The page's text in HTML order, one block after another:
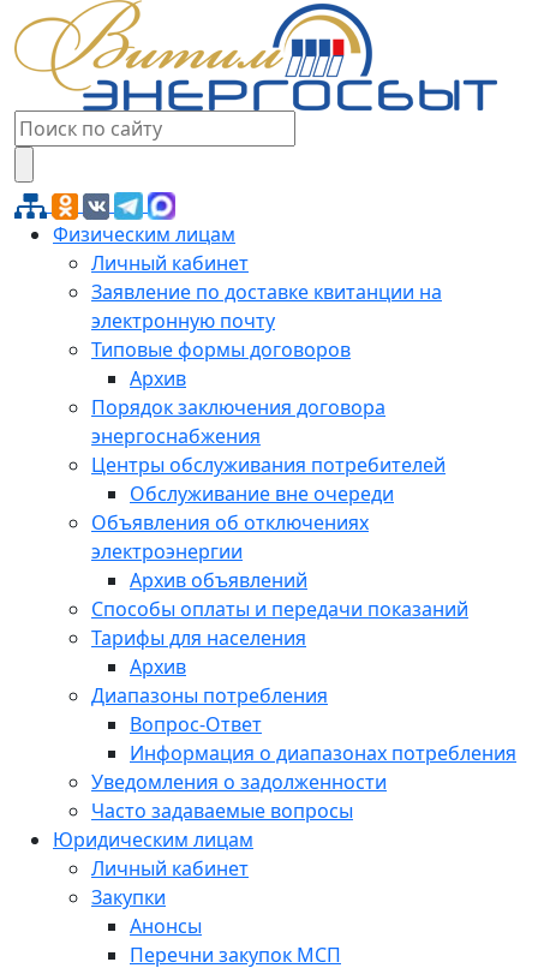
Физическим лицам
Личный кабинет
Заявление по доставке квитанции на
электронную почту
Типовые формы договоров
Архив
Порядок заключения договора
энергоснабжения
Центры обслуживания потребителей
Обслуживание вне очереди
Объявления об отключениях
электроэнергии
Архив объявлений
Способы оплаты и передачи показаний
Тарифы для населения
Архив
Диапазоны потребления
Вопрос-Ответ
Информация о диапазонах потребления
Уведомления о задолженности
Часто задаваемые вопросы
Юридическим лицам
Личный кабинет
Закупки
Анонсы
Перечни закупок МСП